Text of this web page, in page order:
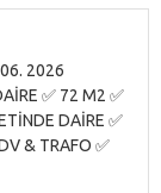
2026
✅ 72 M2 ✅
DAİRE ✅
& TRAFO ✅